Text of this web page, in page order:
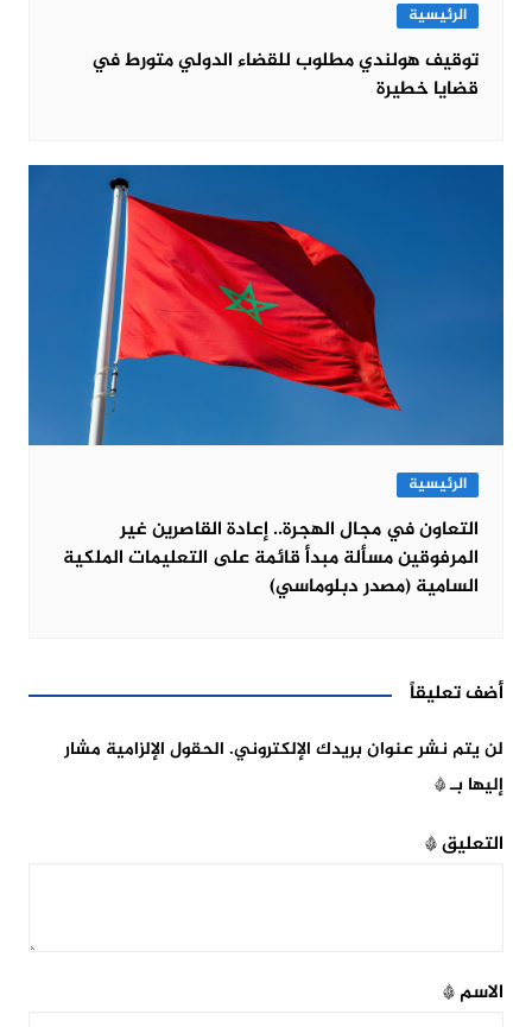
الرئيسية
توقيف هولندي مطلوب للقضاء الدولي متورط في
قضايا خطيرة
الرئيسية
التعاون في مجال الهجرة.. إعادة القاصرين غير
المرفوقين مسألة مبدأ قائمة على التعليمات الملكية
السامية (مصدر دبلوماسي)
أضف تعليقاً
لن يتم نشر عنوان بريدك الإلكتروني. الحقول الإلزامية مشار
إليها بـ*
التعليق*
الاسم*